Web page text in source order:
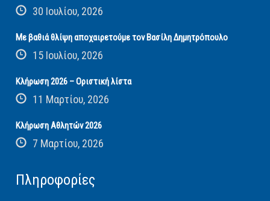
30 Ιουλίου, 2026
Με βαθιά θλίψη αποχαιρετούμε τον Βασίλη Δημητρόπουλο
15 Ιουλίου, 2026
Κλήρωση 2026 – Οριστική λίστα
11 Μαρτίου, 2026
Κλήρωση Αθλητών 2026
7 Μαρτίου, 2026
Πληροφορίες